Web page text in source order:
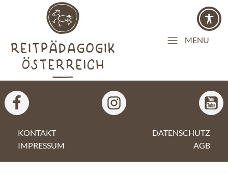
MENU
KONTAKT
DATENSCHUTZ
IMPRESSUM
AGB